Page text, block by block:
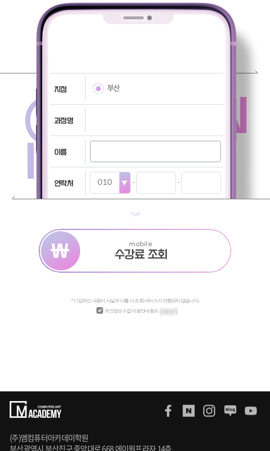
@TUITION
INQUIRY
지점 부산
과정명
이름
연락처
mobile
수강료 조회
* 기입하신 내용이 사실과 다를 시 조회 서비스가 진행되지 않습니다.
개인정보수집 이용안내동의 내용보기
(주)엠컴퓨터아카데미학원
부산광역시 부산진구 중앙대로 668 에이원프라자 14층